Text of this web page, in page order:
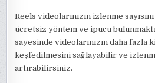
Reels videolarınızın izlenme
ücretsiz yöntem ve ipucu
sayesinde videolarınızın daha fazla
keşfedilmesini sağlayabilir ve
artırabilirsiniz.